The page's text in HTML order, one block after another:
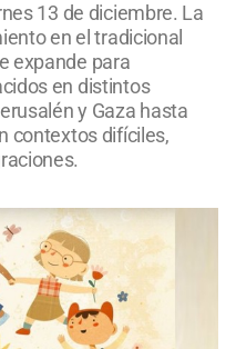
13 de diciembre. La
en el tradicional
expande para
en distintos
y Gaza hasta
contextos difíciles,